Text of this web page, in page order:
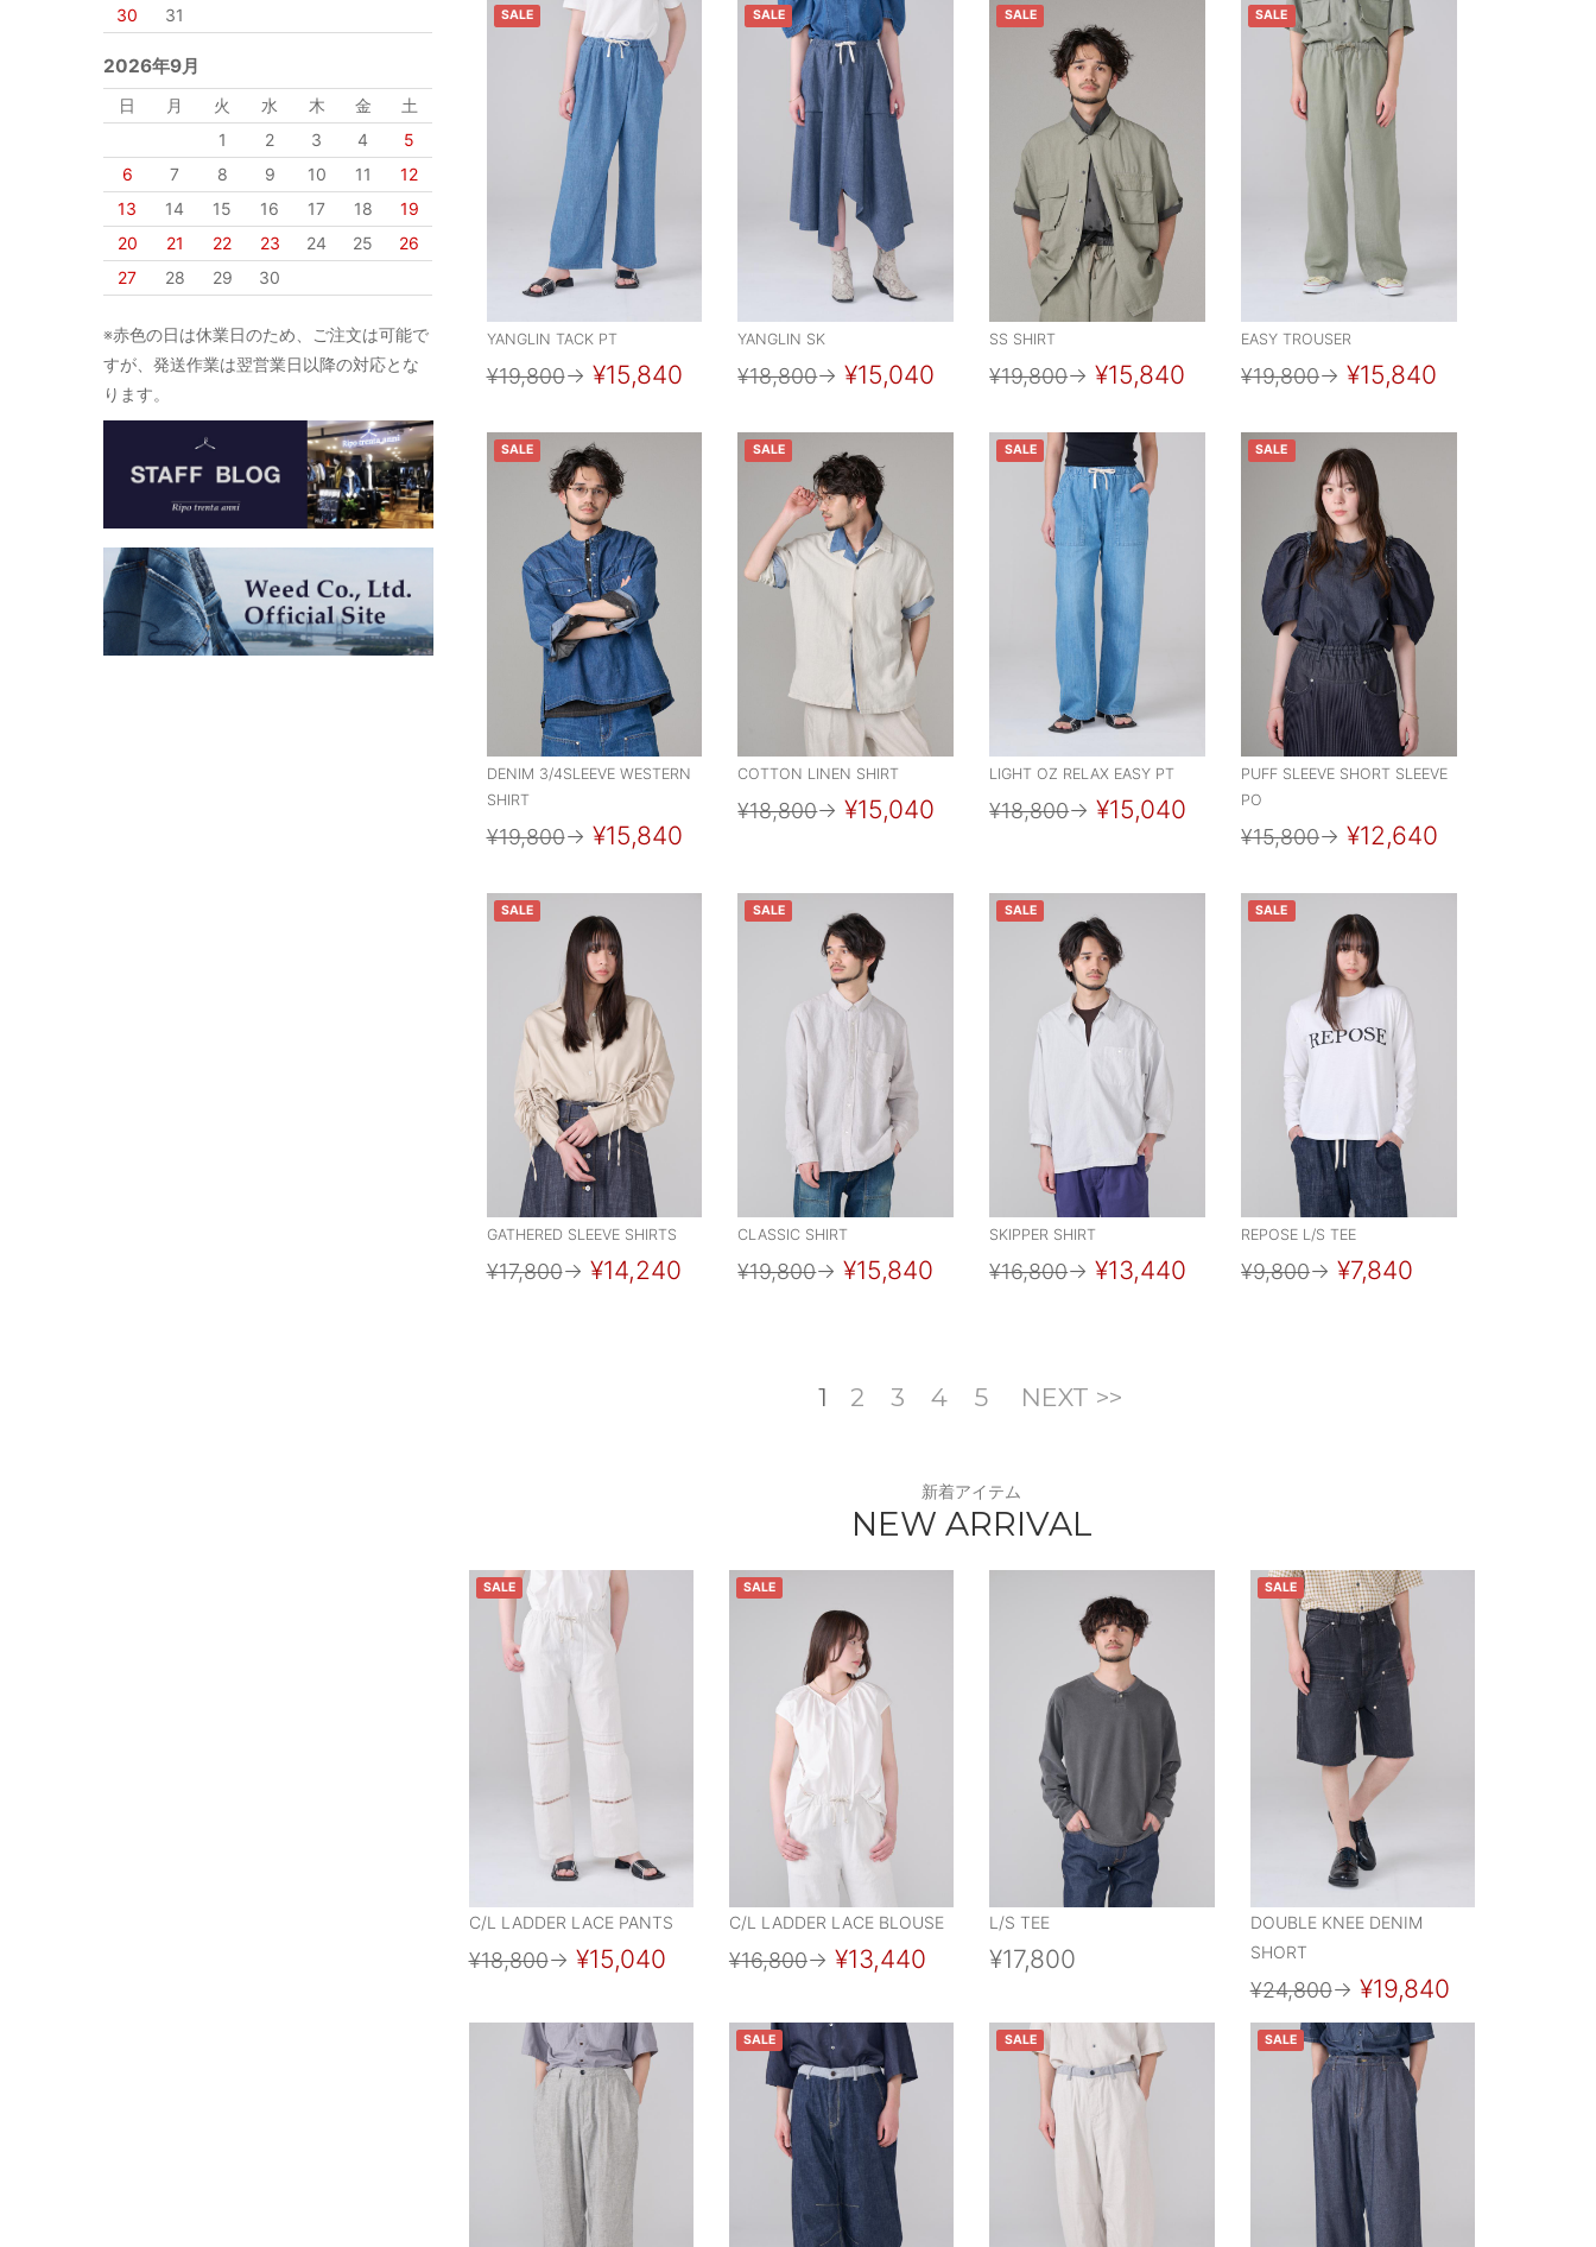
30
31
2026年9月
日 月 火 水 木 金
土
1
2 3 4
5
6
7 8 9 10 11
12
13
14 15 16 17 18
19
20
21 22 23 24 25
26
27
28 29 30
※赤色の日は休業日のため、ご注文は可能で
すが、発送作業は翌営業日以降の対応とな
ります。
SALE
YANGLIN TACK PT
¥19,800→ ¥15,840
SALE
YANGLIN SK
¥18,800→ ¥15,040
SALE
SS SHIRT
¥19,800→ ¥15,840
SALE
EASY TROUSER
¥19,800→ ¥15,840
SALE
DENIM 3/4SLEEVE WESTERN
SHIRT
¥19,800→ ¥15,840
SALE
COTTON LINEN SHIRT
¥18,800→ ¥15,040
SALE
LIGHT OZ RELAX EASY PT
¥18,800→ ¥15,040
SALE
PUFF SLEEVE SHORT SLEEVE
PO
¥15,800→ ¥12,640
SALE
GATHERED SLEEVE SHIRTS
¥17,800→ ¥14,240
SALE
CLASSIC SHIRT
¥19,800→ ¥15,840
SALE
SKIPPER SHIRT
¥16,800→ ¥13,440
SALE
REPOSE L/S TEE
¥9,800→ ¥7,840
1 2 3 4 5 NEXT >>
新着アイテム
NEW ARRIVAL
SALE
C/L LADDER LACE PANTS
¥18,800→ ¥15,040
SALE
C/L LADDER LACE BLOUSE
¥16,800→ ¥13,440
L/S TEE
¥17,800
SALE
DOUBLE KNEE DENIM
SHORT
¥24,800→ ¥19,840
SALE SALE SALE